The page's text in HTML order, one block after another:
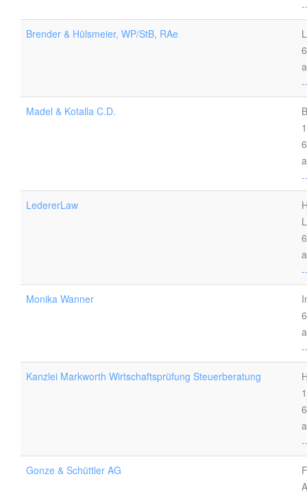
Brender & Hülsmeier, WP/StB, RAe
Madel & Kotalla C.D.
LedererLaw
Monika Wanner
Kanzlei Markworth Wirtschaftsprüfung Steuerberatung
Gonze & Schüttler AG